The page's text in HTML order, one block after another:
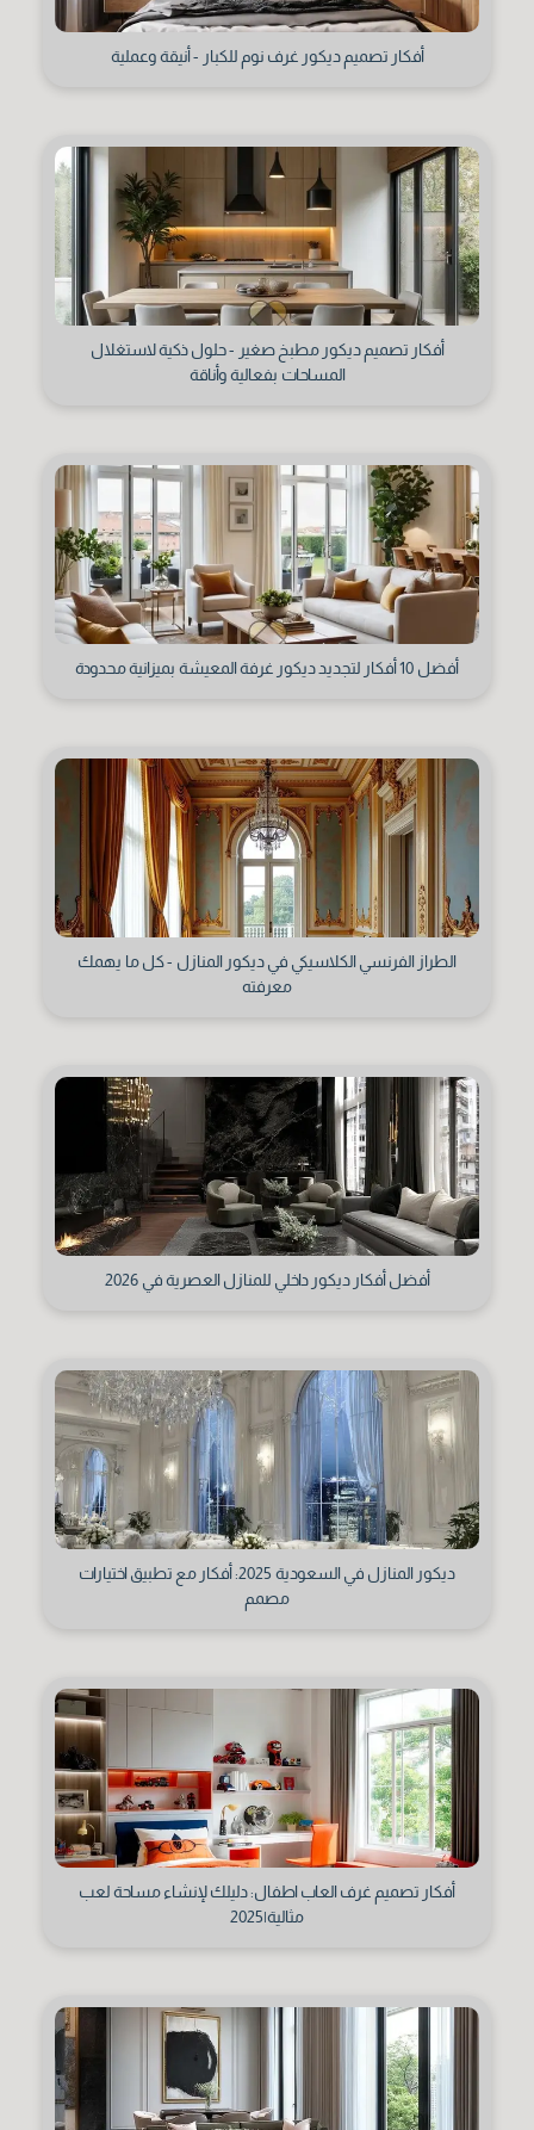
العنوان
الاختصاص
أوافق على جميع الشروط والأحكام قراءة من هنا
أفكار تصميم ديكور غرف نوم للكبار - أنيقة وعملية
أفكار تصميم ديكور مطبخ صغير - حلول ذكية لاستغلال
المساحات بفعالية وأناقة
أفضل 10 أفكار لتجديد ديكور غرفة المعيشة بميزانية محدودة
الطراز الفرنسي الكلاسيكي في ديكور المنازل - كل ما يهمك
معرفته
أفضل أفكار ديكور داخلي للمنازل العصرية في 2026
ديكور المنازل في السعودية 2025: أفكار مع تطبيق اختيارات
مصمم
أفكار تصميم غرف العاب اطفال: دليلك لإنشاء مساحة لعب
مثالية|2025